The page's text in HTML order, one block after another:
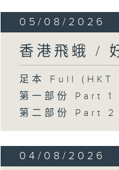
05/08/2026
香港飛蛾 /
足本 Full
第一部份 Part
第二部份 Part
04/08/2026